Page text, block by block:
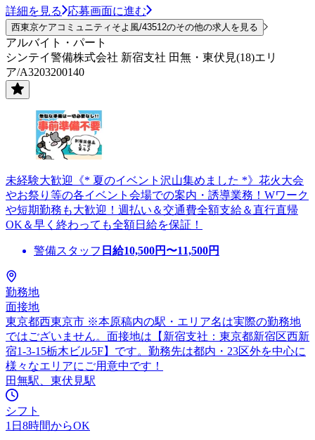
詳細を見る 応募画面に進む
西東京ケアコミュニティそよ風/43512のその他の求人を見る
アルバイト・パート
シンテイ警備株式会社 新宿支社 田無・東伏見(18)エリ
ア/A3203200140
未経験大歓迎《* 夏のイベント沢山集めました *》花火大会
やお祭り等の各イベント会場での案内・誘導業務！Wワーク
や短期勤務も大歓迎！週払い＆交通費全額支給＆直行直帰
OK＆早く終わっても全額日給を保証！
警備スタッフ 日給10,500円〜11,500円
勤務地
面接地
東京都西東京市 ※本原稿内の駅・エリア名は実際の勤務地
ではございません。面接地は【新宿支社：東京都新宿区西新
宿1-3-15栃木ビル5F】です。勤務先は都内・23区外を中心に
様々なエリアにご用意中です！
田無駅、東伏見駅
シフト
1日8時間からOK